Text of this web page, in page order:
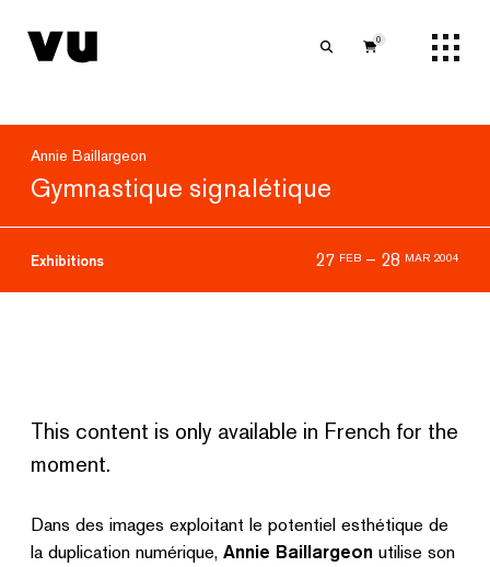
0
Annie Baillargeon
Gymnastique signalétique
Exhibitions 27 FEB – 28 MAR 2004
This content is only available in French for the
moment.
Dans des images exploitant le potentiel esthétique de
la duplication numérique, Annie Baillargeon utilise son